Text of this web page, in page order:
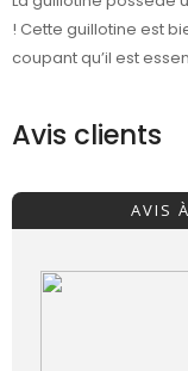
! Cette guillotine est
coupantqu’il est
Avis clients
AVIS